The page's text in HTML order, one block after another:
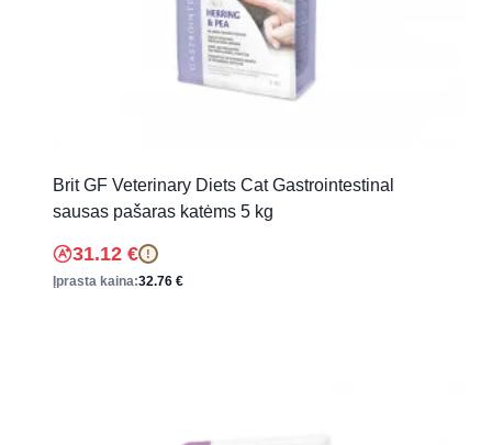
Brit GF Veterinary Diets Cat Gastrointestinal
sausas pašaras katėms 5 kg
31.12 € !
Įprasta kaina:32.76 €